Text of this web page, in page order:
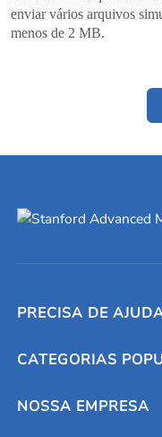
enviar vários arquivos
menos de 2 MB.
PRECISA DE
Conversores e
Entre em contato
CATEGORIAS
Metais refratários
NOSSA EMPRESA